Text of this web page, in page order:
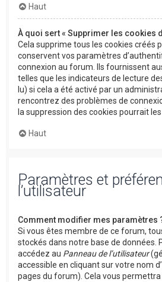
Haut
À quoi sert « Supprimer les cookies
Cela supprime tous les cookies créés
conservent vos paramètres
connexion au forum. Ils fournissent
telles que les indicateurs de lecture
lu) si cela a été activé par un
rencontrez des problèmes de
la suppression des cookies pourrait
Haut
Paramètres et
l’utilisateur
Comment modifier mes paramètres
Si vous êtes membre de ce forum,
stockés dans notre base de données.
accédez au Panneau de l’utilisateur
accessible en cliquant sur votre nom
pages du forum). Cela vous